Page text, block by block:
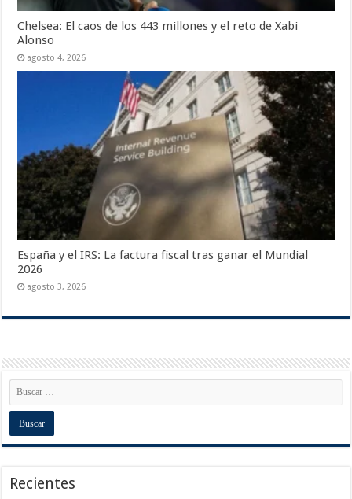
Chelsea: El caos de los 443 millones y el reto de Xabi
Alonso
agosto 4, 2026
España y el IRS: La factura fiscal tras ganar el Mundial
2026
agosto 3, 2026
Recientes